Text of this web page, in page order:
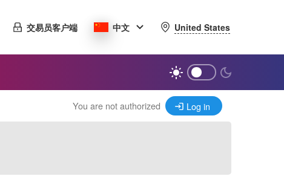
交易员客户端 中文 United States
You are not authorized Log in